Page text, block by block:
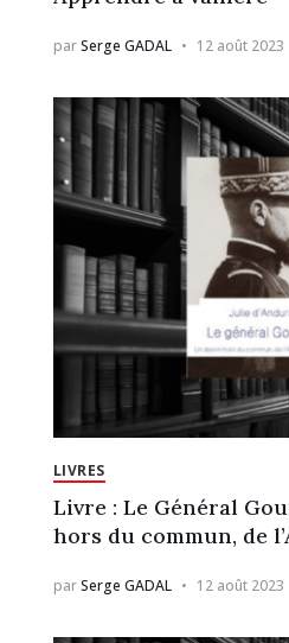
parSerge GADAL 12 août 2023
LIVRES
Livre : Le Général
hors du commun, de
parSerge GADAL 12 août 2023